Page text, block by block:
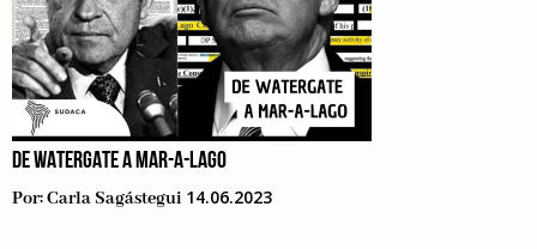
DE WATERGATE A MAR-A-LAGO
Por:Carla Sagástegui 14.06.2023